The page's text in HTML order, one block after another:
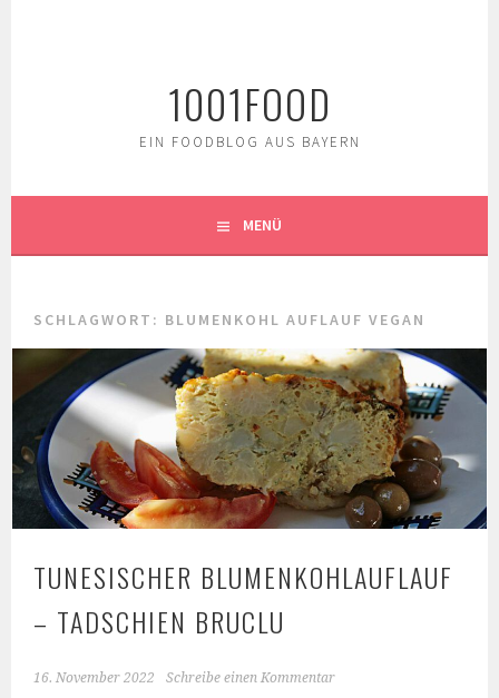
1001FOOD
EIN FOODBLOG AUS BAYERN
MENÜ
SCHLAGWORT: BLUMENKOHL AUFLAUF VEGAN
TUNESISCHER BLUMENKOHLAUFLAUF
– TADSCHIEN BRUCLU
16. November 2022 Schreibe einen Kommentar